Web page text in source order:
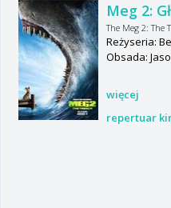
Meg 2:
The Meg 2: The
Reżyseria:
Obsada:
więcej
repertuar